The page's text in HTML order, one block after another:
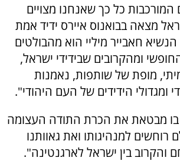
כל כך שאנחנו מצויים
מצאה בבואנוס איירס ידיד אמת
חאבייר מיליי הוא מהבולטים
ומהקרובים שבידידי ישראל,
מופת של שותפות, נאמנות
ומגדולי הידידים של העם היהודי".
בו מבטאת את הכרת התודה העצומה
רוחשים למנהיגותו ואת גאוותנו
בין ישראל לארגנטינה".